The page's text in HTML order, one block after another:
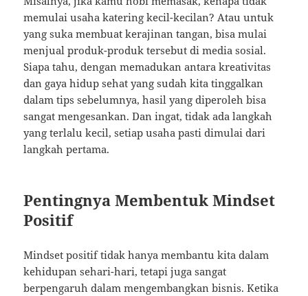
memulai usaha katering kecil-kecilan? Atau untuk
yang suka membuat kerajinan tangan, bisa mulai
menjual produk-produk tersebut di media sosial.
Siapa tahu, dengan memadukan antara kreativitas
dan gaya hidup sehat yang sudah kita tinggalkan
dalam tips sebelumnya, hasil yang diperoleh bisa
sangat mengesankan. Dan ingat, tidak ada langkah
yang terlalu kecil, setiap usaha pasti dimulai dari
langkah pertama.
Pentingnya Membentuk Mindset
Positif
Mindset positif tidak hanya membantu kita dalam
kehidupan sehari-hari, tetapi juga sangat
berpengaruh dalam mengembangkan bisnis. Ketika